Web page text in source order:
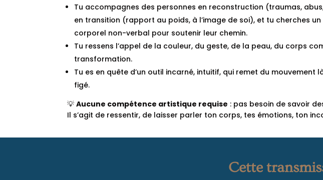
Tu accompagnes des personnes en reconstruction (traumas,
en transition (rapport au poids, à l’image de soi), et tu cherches
corporel non-verbal pour soutenir leur chemin.
Tu ressens l’appel de la couleur, du geste, de la peau, du corps
transformation.
Tu es en quête d’un outil incarné, intuitif, qui remet du mouvement
figé.
💡Aucune compétence artistique requise : pas besoin de savoir
Il s’agit de ressentir, de laisser parler ton corps, tes émotions, ton
Cette